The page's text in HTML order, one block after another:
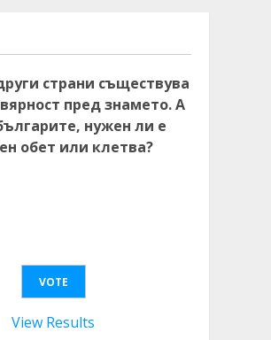
страни съществува
пред знамето. А
нужен ли е
обет или клетва?
View Results